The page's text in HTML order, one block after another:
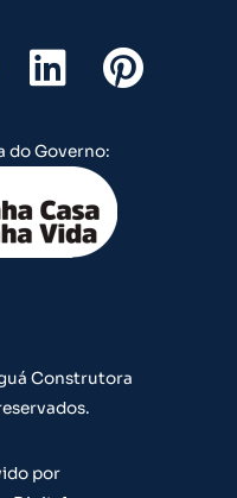
L
i
n
k
e
d
P
i
t
do Governo:
Construtora
por